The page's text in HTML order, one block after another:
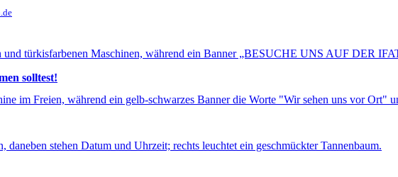
solltest!